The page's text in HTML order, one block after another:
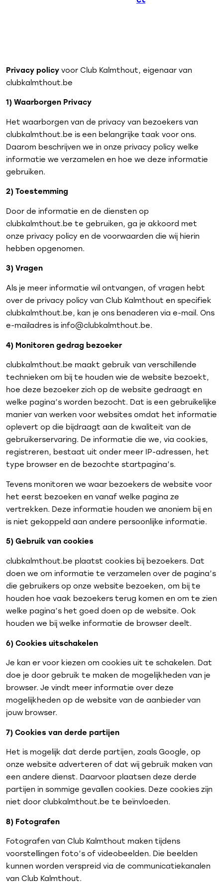
Privacy policy voor Club Kalmthout, eigenaar van
clubkalmthout.be
1) Waarborgen Privacy
Het waarborgen van de privacy van bezoekers van
clubkalmthout.be is een belangrijke taak voor ons.
Daarom beschrijven we in onze privacy policy welke
informatie we verzamelen en hoe we deze informatie
gebruiken.
2) Toestemming
Door de informatie en de diensten op
clubkalmthout.be te gebruiken, ga je akkoord met
onze privacy policy en de voorwaarden die wij hierin
hebben opgenomen.
3) Vragen
Als je meer informatie wil ontvangen, of vragen hebt
over de privacy policy van Club Kalmthout en specifiek
clubkalmthout.be, kan je ons benaderen via e-mail. Ons
e-mailadres is info@clubkalmthout.be.
4) Monitoren gedrag bezoeker
clubkalmthout.be maakt gebruik van verschillende
technieken om bij te houden wie de website bezoekt,
hoe deze bezoeker zich op de website gedraagt en
welke pagina’s worden bezocht. Dat is een gebruikelijke
manier van werken voor websites omdat het informatie
oplevert op die bijdraagt aan de kwaliteit van de
gebruikerservaring. De informatie die we, via cookies,
registreren, bestaat uit onder meer IP-adressen, het
type browser en de bezochte startpagina’s.
Tevens monitoren we waar bezoekers de website voor
het eerst bezoeken en vanaf welke pagina ze
vertrekken. Deze informatie houden we anoniem bij en
is niet gekoppeld aan andere persoonlijke informatie.
5) Gebruik van cookies
clubkalmthout.be plaatst cookies bij bezoekers. Dat
doen we om informatie te verzamelen over de pagina’s
die gebruikers op onze website bezoeken, om bij te
houden hoe vaak bezoekers terug komen en om te zien
welke pagina’s het goed doen op de website. Ook
houden we bij welke informatie de browser deelt.
6) Cookies uitschakelen
Je kan er voor kiezen om cookies uit te schakelen. Dat
doe je door gebruik te maken de mogelijkheden van je
browser. Je vindt meer informatie over deze
mogelijkheden op de website van de aanbieder van
jouw browser.
7) Cookies van derde partijen
Het is mogelijk dat derde partijen, zoals Google, op
onze website adverteren of dat wij gebruik maken van
een andere dienst. Daarvoor plaatsen deze derde
partijen in sommige gevallen cookies. Deze cookies zijn
niet door clubkalmthout.be te beïnvloeden.
8) Fotografen
Fotografen van Club Kalmthout maken tijdens
voorstellingen foto’s of videobeelden. Die beelden
kunnen worden verspreid via de communicatiekanalen
van Club Kalmthout.